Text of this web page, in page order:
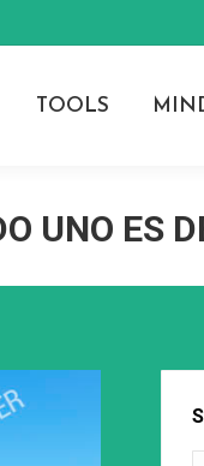
TOOLS
UNO ES